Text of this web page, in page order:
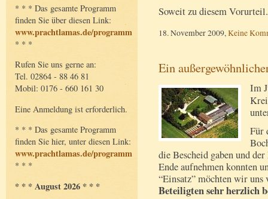
* * * Das gesamte Programm
finden Sie über diesen Link:
www.prachtlamas.de/programm
* * *
Rufen Sie uns gerne an:
Tel. 02864 - 88 46 81
Mobil: 0176 - 660 161 30
Eine Anmeldung ist erforderlich.
* * * Das gesamte Programm
finden Sie hier, unter diesen Link:
www.prachtlamas.de/programm
* * *
* * * August 2026 * * *
Soweit zu diesem
18. November 2009,Keine
Ein
Im
Für
die Bescheid gaben und
Ende aufnehmen konnten
“Einsatz” möchten wir
Beteiligten sehr herzlich